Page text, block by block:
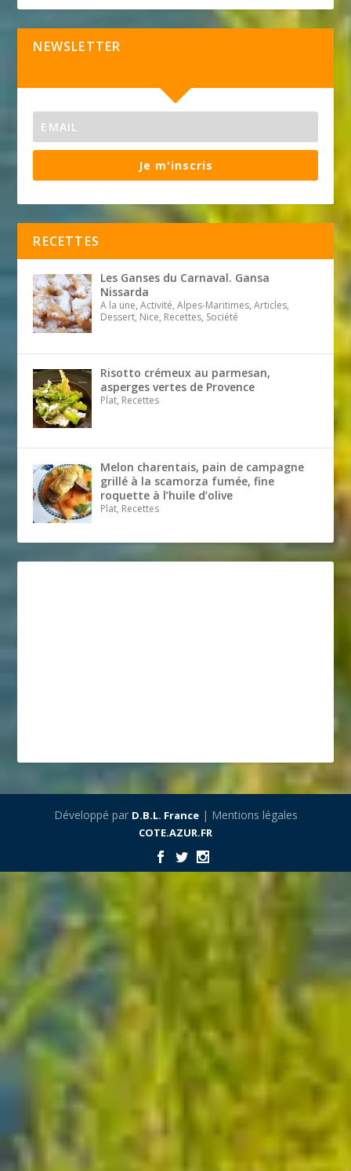
NEWSLETTER
Je m'inscris
RECETTES
Les Ganses du Carnaval. Gansa
Nissarda
A la une, Activité, Alpes-Maritimes, Articles,
Dessert, Nice, Recettes, Société
Risotto crémeux au parmesan,
asperges vertes de Provence
Plat, Recettes
Melon charentais, pain de campagne
grillé à la scamorza fumée, fine
roquette à l’huile d’olive
Plat, Recettes
Développé par D.B.L. France| Mentions légales
COTE.AZUR.FR